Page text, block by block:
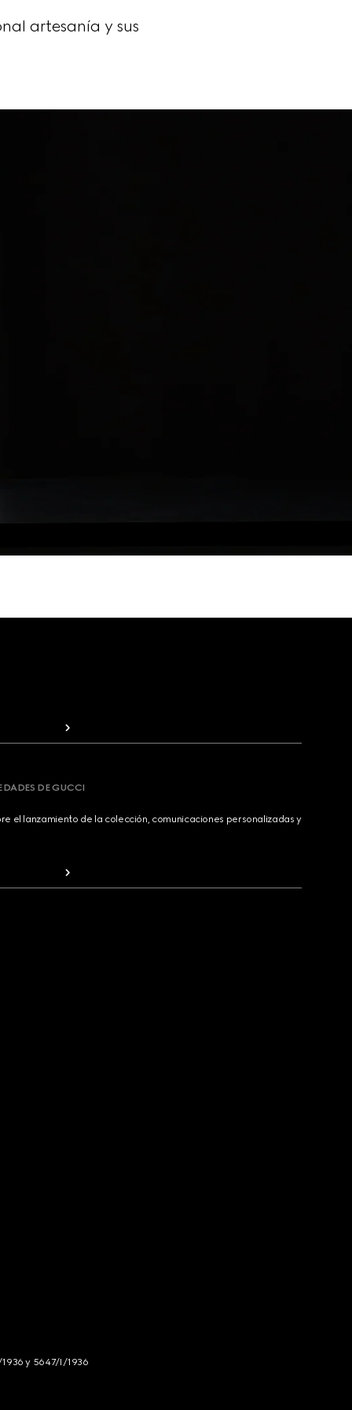
artesanía y sus
DE GUCCI
el lanzamiento de la colección, comunicaciones personalizadas y
1936 y 5647/I/1936